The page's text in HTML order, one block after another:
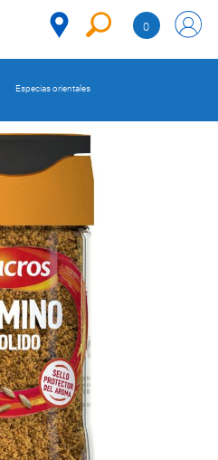
Postal
0
Especias orientales